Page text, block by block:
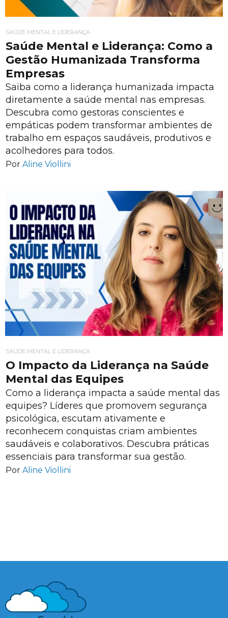
SAÚDE MENTAL E LIDERANÇA
Saúde Mental e Liderança: Como a
Gestão Humanizada Transforma
Empresas
Saiba como a liderança humanizada impacta
diretamente a saúde mental nas empresas.
Descubra como gestoras conscientes e
empáticas podem transformar ambientes de
trabalho em espaços saudáveis, produtivos e
acolhedores para todos.
Por Aline Viollini
SAÚDE MENTAL E LIDERANÇA
O Impacto da Liderança na Saúde
Mental das Equipes
Como a liderança impacta a saúde mental das
equipes? Líderes que promovem segurança
psicológica, escutam ativamente e
reconhecem conquistas criam ambientes
saudáveis e colaborativos. Descubra práticas
essenciais para transformar sua gestão.
Por Aline Viollini